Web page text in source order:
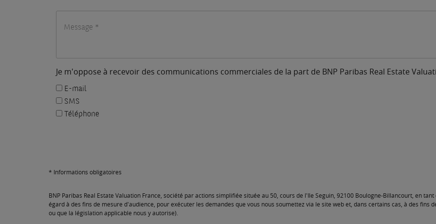
Je m'oppose à recevoir des communications commerciales de la part de BNP Paribas Real Estate
E-mail
SMS
Téléphone
* Informations obligatoires
BNP Paribas Real Estate Valuation France, société par actions simplifiée située au 50, cours de l'Ile Seguin, 92100 Boulogne-Billancourt, en
égard à des fins de mesure d'audience, pour exécuter les demandes que vous nous soumettez via le site web et, dans certains cas, à des fins
ou que la législation applicable nous y autorise).